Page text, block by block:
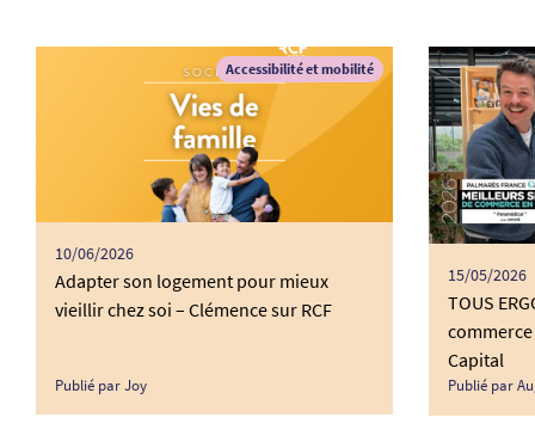
Accessibilité et mobilité
10/06/2026
Adapter son logement pour mieux
vieillir chez soi – Clémence sur RCF
Publié par Joy
15/05/2026
TOUS
Capital
Publié par